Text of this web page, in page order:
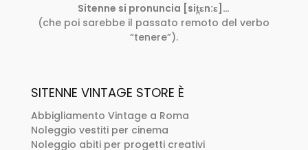
Sitenne si pronuncia [sit̪ɛn:ɛ]…
(che poi sarebbe il passato remoto del verbo
“tenere”).
SITENNE VINTAGE STORE È
Abbigliamento Vintage a Roma
Noleggio vestiti per cinema
Noleggio abiti per progetti creativi